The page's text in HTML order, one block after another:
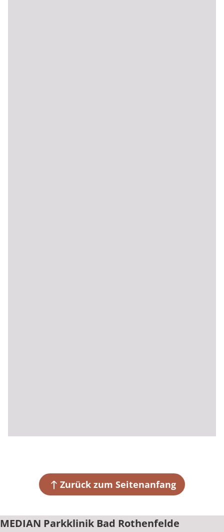
Zurück zum Seitenanfang
MEDIAN Parkklinik Bad Rothenfelde